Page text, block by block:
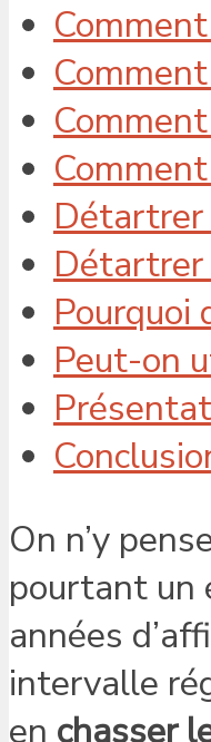
Détartrer
Détartrer
Pourquoi
Peut-on
On n’y
pourtant un
années
intervalle
en chasser